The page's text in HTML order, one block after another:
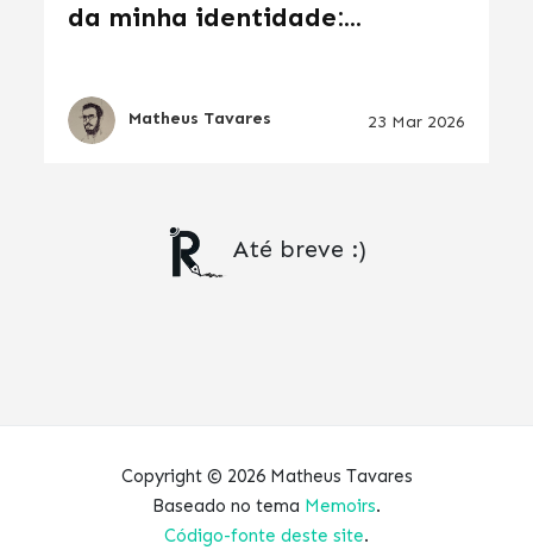
da minha identidade:...
Matheus Tavares 23 Mar 2026
Até breve :)
Copyright © 2026 Matheus Tavares
Baseado no tema Memoirs.
Código-fonte deste site.